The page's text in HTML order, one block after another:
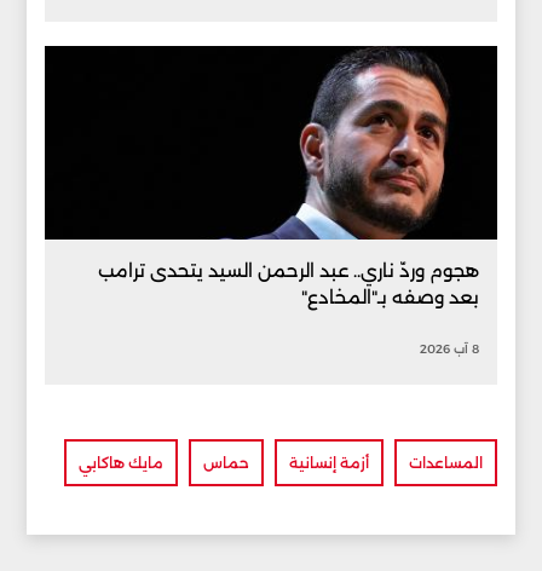
هجوم وردّ ناري.. عبد الرحمن السيد يتحدى ترامب
بعد وصفه بـ"المخادع"
8 آب 2026
المساعدات أزمة إنسانية حماس مايك هاكابي